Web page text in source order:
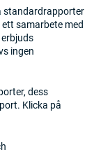
standardrapporter
samarbete med
ingen
dess
Klicka på